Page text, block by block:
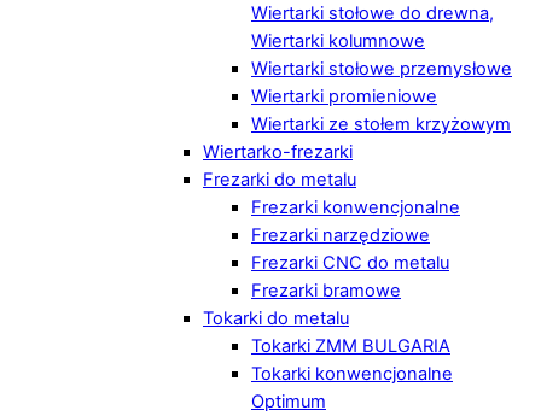
Wiertarki stołowe do drewna,
Wiertarki kolumnowe
Wiertarki stołowe przemysłowe
Wiertarki promieniowe
Wiertarki ze stołem krzyżowym
Wiertarko-frezarki
Frezarki do metalu
Frezarki konwencjonalne
Frezarki narzędziowe
Frezarki CNC do metalu
Frezarki bramowe
Tokarki do metalu
Tokarki ZMM BULGARIA
Tokarki konwencjonalne
Optimum